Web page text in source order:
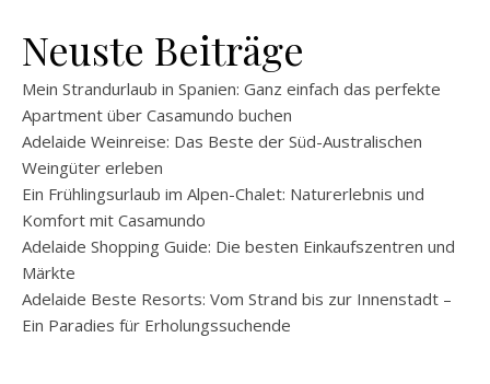
Neuste Beiträge
Mein Strandurlaub in Spanien: Ganz einfach das perfekte
Apartment über Casamundo buchen
Adelaide Weinreise: Das Beste der Süd-Australischen
Weingüter erleben
Ein Frühlingsurlaub im Alpen-Chalet: Naturerlebnis und
Komfort mit Casamundo
Adelaide Shopping Guide: Die besten Einkaufszentren und
Märkte
Adelaide Beste Resorts: Vom Strand bis zur Innenstadt –
Ein Paradies für Erholungssuchende